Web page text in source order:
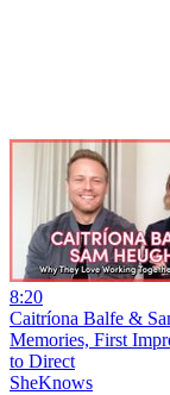
8:20
Caitríona Balfe &
Memories, First
to Direct
SheKnows